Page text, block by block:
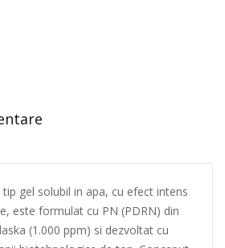
gel solubil in apa, cu efect intens
este formulat cu PN (PDRN) din
(1.000 ppm) si dezvoltat cu